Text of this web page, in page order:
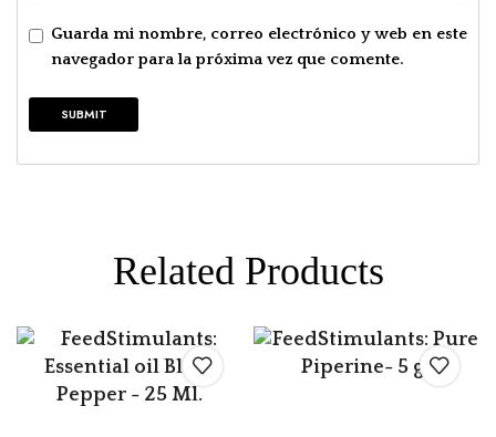
Guarda mi nombre, correo electrónico y web en este
navegador para la próxima vez que comente.
Related Products